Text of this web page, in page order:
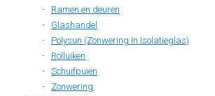
Ramen en deuren
Glashandel
Polysun (Zonwering In Isolatieglas)
Rolluiken
Schuifpuien
Zonwering